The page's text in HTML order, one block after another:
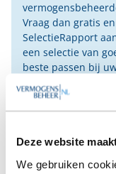
Deze website
We gebruiken
Vraag dan gratis
SelectieRapport
een selectie van
beste passen bij
voorkeuren.